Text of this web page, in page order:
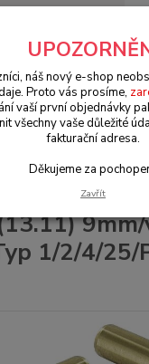
2 (1967 » 79) Motorové
1/2/4/25/
náš nový e-shop
Proto vás prosíme,
vaší první objednávky
všechny vaše důležité
fakturační adresa.
Děkujeme za
Zavřít